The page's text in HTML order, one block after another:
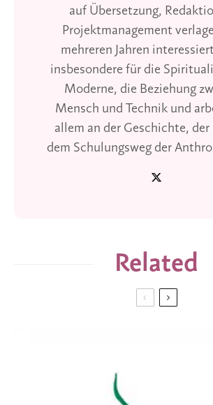
auf Übersetzung,
Projektmanagement
mehreren Jahren
insbesondere für die
Moderne, die Beziehung
Mensch und Technik und
allem an der Geschichte, der
dem Schulungsweg der
Related